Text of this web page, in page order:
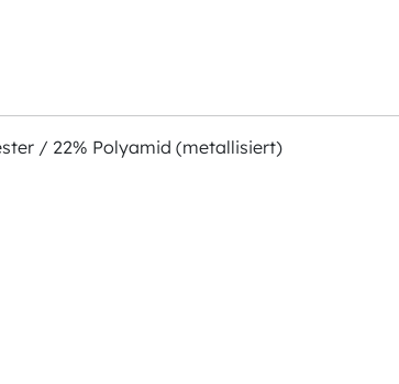
/ 22% Polyamid (metallisiert)